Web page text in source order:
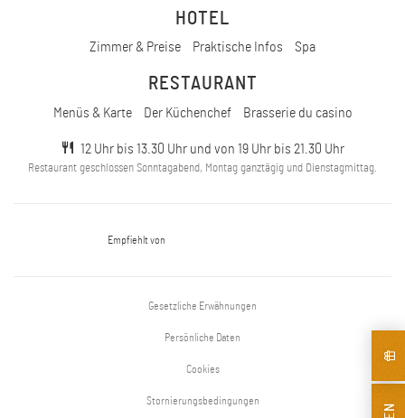
HOTEL
Zimmer & Preise Praktische Infos Spa
RESTAURANT
Menüs & Karte Der Küchenchef Brasserie du casino
12 Uhr bis 13.30 Uhr und von 19 Uhr bis 21.30 Uhr
Restaurant geschlossen Sonntagabend, Montag ganztägig und Dienstagmittag.
Empfiehlt von
Gesetzliche Erwähnungen
Persönliche Daten
Cookies
Stornierungsbedingungen